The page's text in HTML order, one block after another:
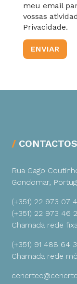
meu email
vossas
Privacidade.
CONTACTOS
Rua Gago
Gondomar,
(+351) 22 973 07
(+351) 22 973 46
Chamada rede
(+351) 91 488 64
Chamada rede